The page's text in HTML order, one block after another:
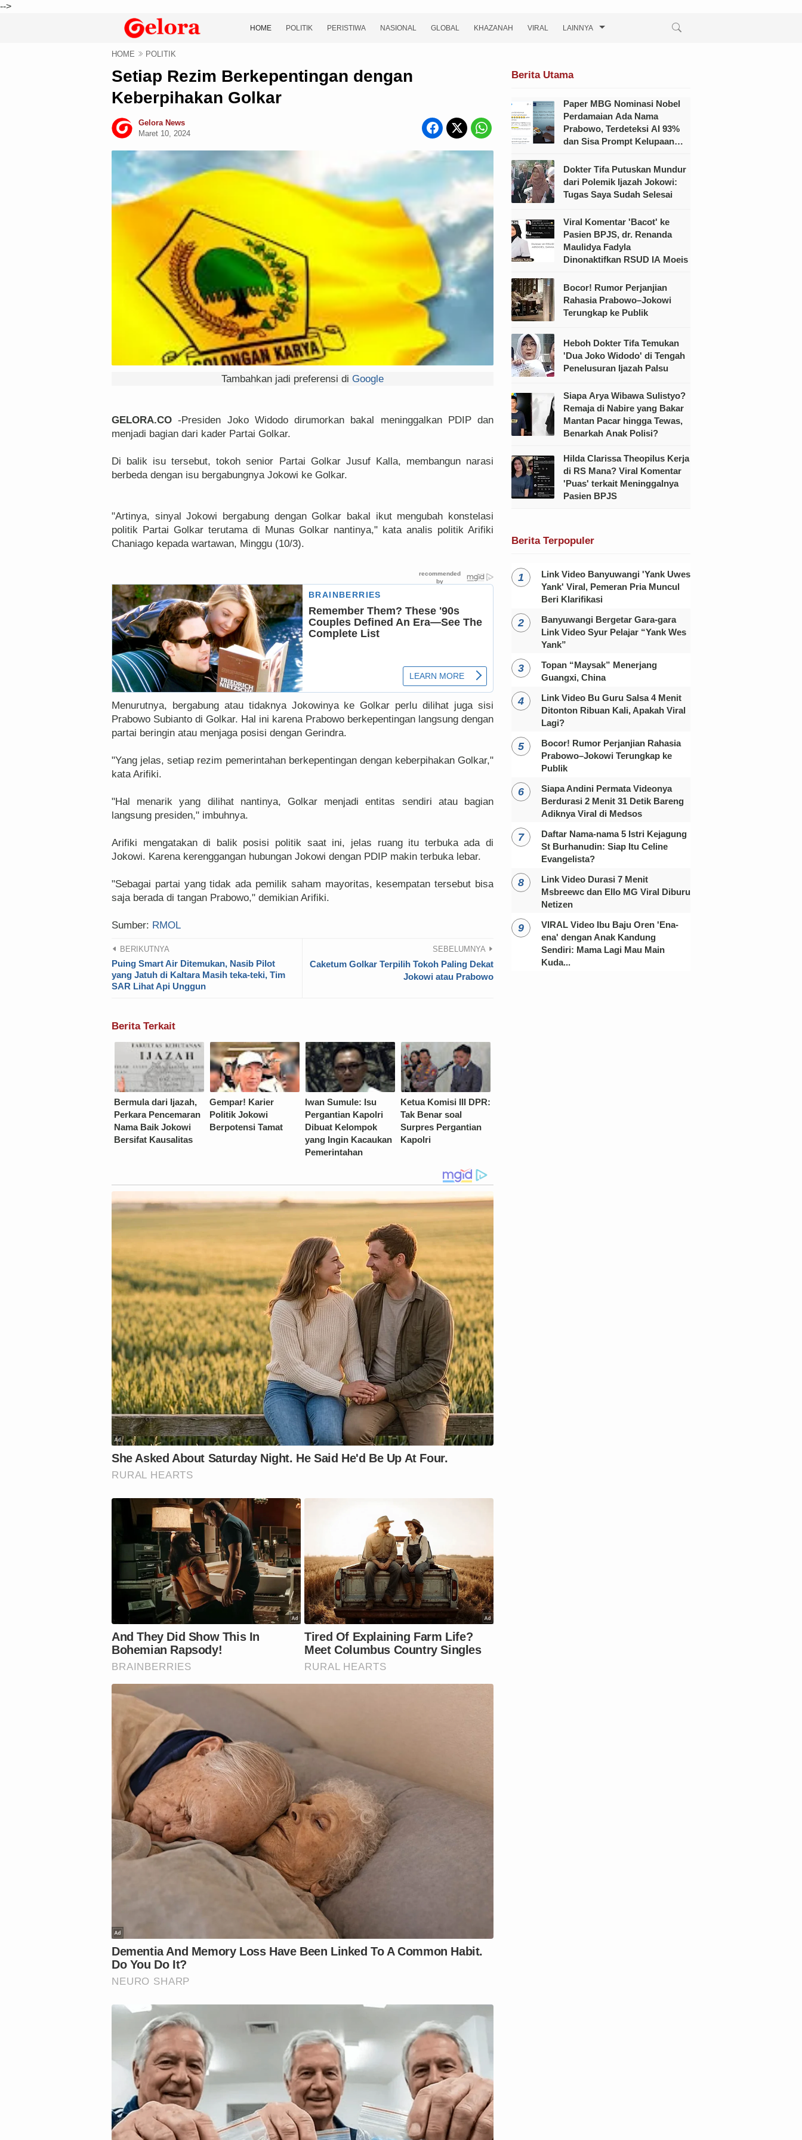
-->
HOME POLITIK PERISTIWA NASIONAL GLOBAL KHAZANAH VIRAL LAINNYA
HOME POLITIK
Setiap Rezim Berkepentingan dengan
Keberpihakan Golkar
Gelora News
Maret 10, 2024
Tambahkan jadi preferensi di Google
GELORA.CO -Presiden Joko Widodo dirumorkan bakal meninggalkan PDIP dan
menjadi bagian dari kader Partai Golkar.
Di balik isu tersebut, tokoh senior Partai Golkar Jusuf Kalla, membangun narasi
berbeda dengan isu bergabungnya Jokowi ke Golkar.
"Artinya, sinyal Jokowi bergabung dengan Golkar bakal ikut mengubah konstelasi
politik Partai Golkar terutama di Munas Golkar nantinya," kata analis politik Arifiki
Chaniago kepada wartawan, Minggu (10/3).
Menurutnya, bergabung atau tidaknya Jokowinya ke Golkar perlu dilihat juga sisi
Prabowo Subianto di Golkar. Hal ini karena Prabowo berkepentingan langsung dengan
partai beringin atau menjaga posisi dengan Gerindra.
"Yang jelas, setiap rezim pemerintahan berkepentingan dengan keberpihakan Golkar,"
kata Arifiki.
"Hal menarik yang dilihat nantinya, Golkar menjadi entitas sendiri atau bagian
langsung presiden," imbuhnya.
Arifiki mengatakan di balik posisi politik saat ini, jelas ruang itu terbuka ada di
Jokowi. Karena kerenggangan hubungan Jokowi dengan PDIP makin terbuka lebar.
"Sebagai partai yang tidak ada pemilik saham mayoritas, kesempatan tersebut bisa
saja berada di tangan Prabowo," demikian Arifiki.
Sumber: RMOL
BERIKUTNYA
Puing Smart Air Ditemukan, Nasib Pilot
yang Jatuh di Kaltara Masih teka-teki, Tim
SAR Lihat Api Unggun
SEBELUMNYA
Caketum Golkar Terpilih Tokoh Paling Dekat
Jokowi atau Prabowo
Berita Terkait
Bermula dari Ijazah,
Perkara Pencemaran
Nama Baik Jokowi
Bersifat Kausalitas
Gempar! Karier
Politik Jokowi
Berpotensi Tamat
Iwan Sumule: Isu
Pergantian Kapolri
Dibuat Kelompok
yang Ingin Kacaukan
Pemerintahan
Ketua Komisi III DPR:
Tak Benar soal
Surpres Pergantian
Kapolri
Berita Utama
Paper MBG Nominasi Nobel
Perdamaian Ada Nama
Prabowo, Terdeteksi AI 93%
dan Sisa Prompt Kelupaan
Dokter Tifa Putuskan Mundur
dari Polemik Ijazah Jokowi:
Tugas Saya Sudah Selesai
Viral Komentar 'Bacot' ke
Pasien BPJS, dr. Renanda
Maulidya Fadyla
Dinonaktifkan RSUD IA Moeis
Bocor! Rumor Perjanjian
Rahasia Prabowo–Jokowi
Terungkap ke Publik
Heboh Dokter Tifa Temukan
'Dua Joko Widodo' di Tengah
Penelusuran Ijazah Palsu
Siapa Arya Wibawa Sulistyo?
Remaja di Nabire yang Bakar
Mantan Pacar hingga Tewas,
Benarkah Anak Polisi?
Hilda Clarissa Theopilus Kerja
di RS Mana? Viral Komentar
'Puas' terkait Meninggalnya
Pasien BPJS
Berita Terpopuler
Link Video Banyuwangi 'Yank Uwes
Yank' Viral, Pemeran Pria Muncul
Beri Klarifikasi
Banyuwangi Bergetar Gara-gara
Link Video Syur Pelajar “Yank Wes
Yank”
Topan “Maysak” Menerjang
Guangxi, China
Link Video Bu Guru Salsa 4 Menit
Ditonton Ribuan Kali, Apakah Viral
Lagi?
Bocor! Rumor Perjanjian Rahasia
Prabowo–Jokowi Terungkap ke
Publik
Siapa Andini Permata Videonya
Berdurasi 2 Menit 31 Detik Bareng
Adiknya Viral di Medsos
Daftar Nama-nama 5 Istri Kejagung
St Burhanudin: Siap Itu Celine
Evangelista?
Link Video Durasi 7 Menit
Msbreewc dan Ello MG Viral Diburu
Netizen
VIRAL Video Ibu Baju Oren 'Ena-
ena' dengan Anak Kandung
Sendiri: Mama Lagi Mau Main
Kuda...